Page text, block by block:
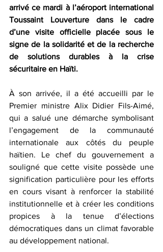
arrivé ce mardi à l’aéroport international
Toussaint Louverture dans le cadre
d’une visite officielle placée sous le
signe de la solidarité et de la recherche
de solutions durables à la crise
sécuritaire en Haïti.
À son arrivée, il a été accueilli par le
Premier ministre Alix Didier Fils-Aimé,
qui a salué une démarche symbolisant
l’engagement de la communauté
internationale aux côtés du peuple
haïtien. Le chef du gouvernement a
souligné que cette visite possède une
signification particulière pour les efforts
en cours visant à renforcer la stabilité
institutionnelle et à créer les conditions
propices à la tenue d’élections
démocratiques dans un climat favorable
au développement national.